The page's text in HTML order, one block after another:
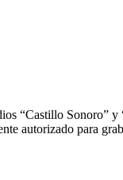
“Castillo Sonoro” y
autorizado para